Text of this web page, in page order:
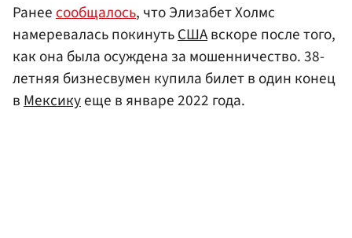
Ранеесообщалось, что Элизабет Холмс
намеревалась покинутьСШАвскоре после того,
как она была осуждена за мошенничество. 38-
летняя бизнесвумен купила билет в один конец
вМексикуеще в январе 2022 года.